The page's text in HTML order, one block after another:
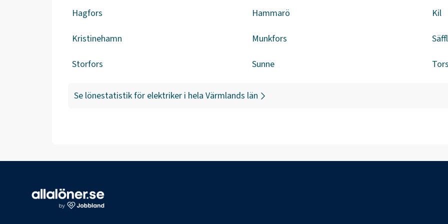
Hagfors Hammarö Kil
Kristinehamn Munkfors
Storfors Sunne
Se lönestatistik för elektriker i hela Värmlands län